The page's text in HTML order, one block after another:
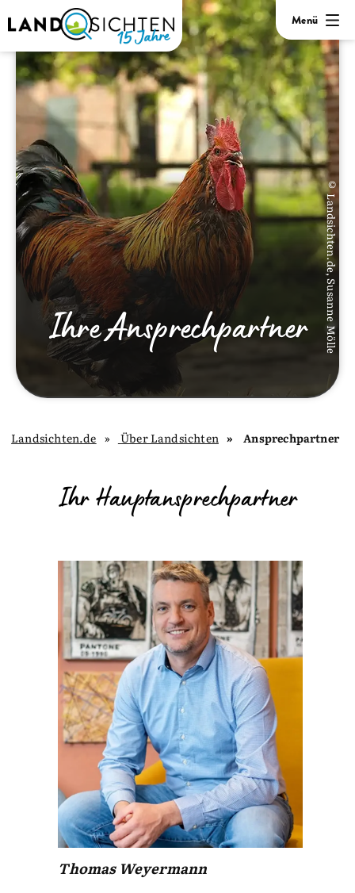
Menü
© Landsichten.de, Susanne Mölle
Ihre Ansprechpartner
Ansprechpartner
Über Landsichten
Landsichten.de
Ihr Hauptansprechpartner
Thomas Weyermann